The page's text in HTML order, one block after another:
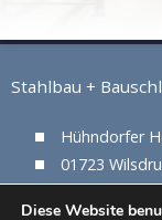
Stahlbau +
Hühndorfer
01723
Tel. 035204 /
Diese Website